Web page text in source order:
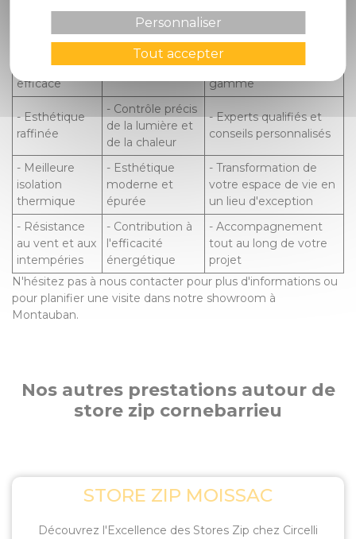
des Stores
Choisir des
Stores Zip
Habitat Peut Vous
Aider
solaire
efficace
- Fonctionnalité
- Gamme variée de
produits haut de
gamme
- Esthétique
raffinée
- Contrôle précis
de la lumière et
de la chaleur
- Experts qualifiés et
conseils personnalisés
- Meilleure
isolation
thermique
- Esthétique
moderne et
épurée
- Transformation de
votre espace de vie en
un lieu d'exception
- Résistance
au vent et aux
intempéries
- Contribution à
l'efficacité
énergétique
- Accompagnement
tout au long de votre
projet
N'hésitez pas à nous contacter pour plus d'informations ou
pour planifier une visite dans notre showroom à
Montauban.
Nos autres prestations autour de
store zip cornebarrieu
STORE ZIP MOISSAC
Découvrez l'Excellence des Stores Zip chez Circelli
Tout accepter
Personnaliser